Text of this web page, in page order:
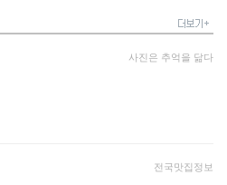
사진은 추억을 닮다
전국맛집정보